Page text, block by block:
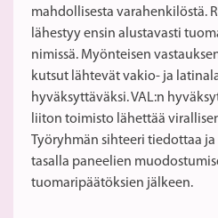
mahdollisesta varahenkilöstä.
lähestyy ensin alustavasti
nimissä. Myönteisen
kutsut lähtevät vakio- ja
hyväksyttäväksi. VAL:n
liiton toimisto lähettää
Työryhmän sihteeri tiedottaa ja
tasalla paneelien
tuomaripäätöksien jälkeen.